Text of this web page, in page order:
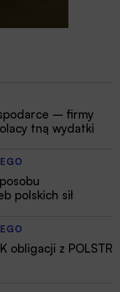
– firmy
tną wydatki
polskich sił
obligacji z POLSTR